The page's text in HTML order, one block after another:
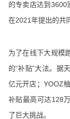
的专卖店达到3600
在2021年提出的共
为了在线下大规模
的“补贴”大法。据
亿元开店；YOOZ
补贴最高可达128
了巨大挑战。